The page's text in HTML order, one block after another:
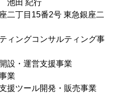
池田 紀行
二丁目15番2号 東急銀座二
ィングコンサルティング事
運営支援事業
業
ール開発・販売事業